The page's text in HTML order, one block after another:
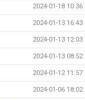
2024-01-18 10:36
2024-01-13 16:43
2024-01-13 12:03
2024-01-13 08:52
2024-01-12 11:57
2024-01-06 18:02